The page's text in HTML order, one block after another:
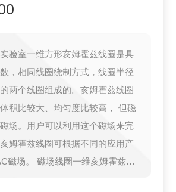
实验室一维方形亥姆霍兹线圈是具
，相同线圈绕制方式，线圈半径
两个线圈组成的。亥姆霍兹线圈
积比较大、均匀度比较高， 但磁
场。用户可以利用这个磁场来完
姆霍兹线圈可根据不同的应用产
圈一维亥姆霍兹线